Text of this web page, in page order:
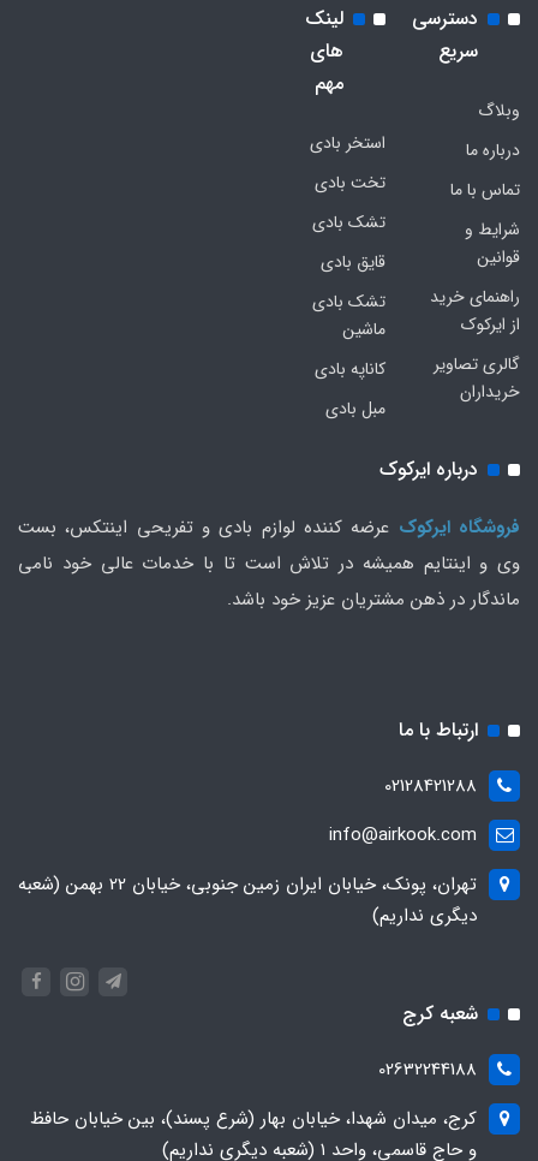
دسترسی
سریع
وبلاگ
درباره ما
تماس با ما
شرایط و
قوانین
راهنمای خرید
از ایرکوک
گالری تصاویر
خریداران
لینک
های
مهم
استخر بادی
تخت بادی
تشک بادی
قایق بادی
تشک بادی
ماشین
کاناپه بادی
مبل بادی
درباره ایرکوک
فروشگاه ایرکوک عرضه کننده لوازم بادی و تفریحی اینتکس، بست
وی و اینتایم همیشه در تلاش است تا با خدمات عالی خود نامی
ماندگار در ذهن مشتریان عزیز خود باشد.
ارتباط با ما
02128421288
info@airkook.com
تهران، پونک، خیابان ایران زمین جنوبی، خیابان 22 بهمن (شعبه
دیگری نداریم)
شعبه کرج
02632244188
کرج، میدان شهدا، خیابان بهار (شرع پسند)، بین خیابان حافظ
و حاج قاسمی، واحد ۱ (شعبه دیگری نداریم)